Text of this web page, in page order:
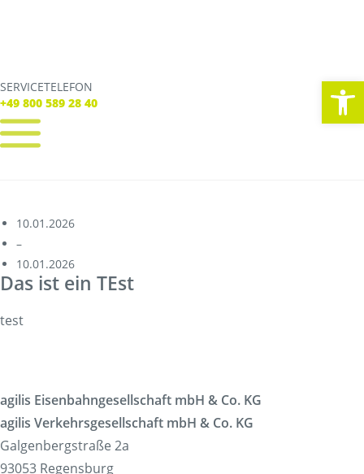
SERVICETELEFON
+49 800 589 28 40
SERVICE TELEFON
+49 800 589 28 40
Verbindungen
Tickets
Freizeit
Service
Unternehmen
10.01.2026
–
10.01.2026
Das ist ein TEst
test
agilis Eisenbahngesellschaft mbH & Co. KG
agilis Verkehrsgesellschaft mbH & Co. KG
Galgenbergstraße 2a
93053 Regensburg